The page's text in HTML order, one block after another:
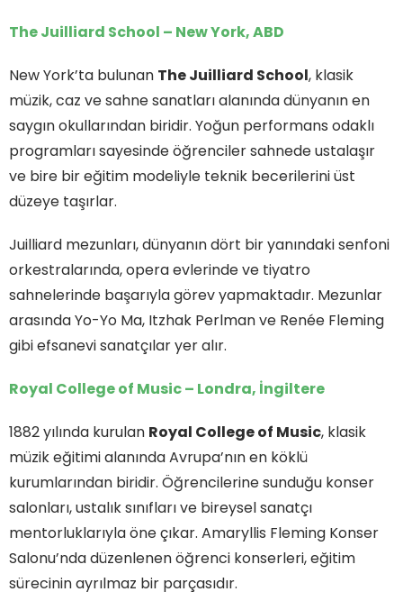
The Juilliard School – New York, ABD
New York’ta bulunan The Juilliard School, klasik
müzik, caz ve sahne sanatları alanında dünyanın en
saygın okullarından biridir. Yoğun performans odaklı
programları sayesinde öğrenciler sahnede ustalaşır
ve bire bir eğitim modeliyle teknik becerilerini üst
düzeye taşırlar.
Juilliard mezunları, dünyanın dört bir yanındaki senfoni
orkestralarında, opera evlerinde ve tiyatro
sahnelerinde başarıyla görev yapmaktadır. Mezunlar
arasında Yo-Yo Ma, Itzhak Perlman ve Renée Fleming
gibi efsanevi sanatçılar yer alır.
Royal College of Music – Londra, İngiltere
1882 yılında kurulan Royal College of Music, klasik
müzik eğitimi alanında Avrupa’nın en köklü
kurumlarından biridir. Öğrencilerine sunduğu konser
salonları, ustalık sınıfları ve bireysel sanatçı
mentorluklarıyla öne çıkar. Amaryllis Fleming Konser
Salonu’nda düzenlenen öğrenci konserleri, eğitim
sürecinin ayrılmaz bir parçasıdır.